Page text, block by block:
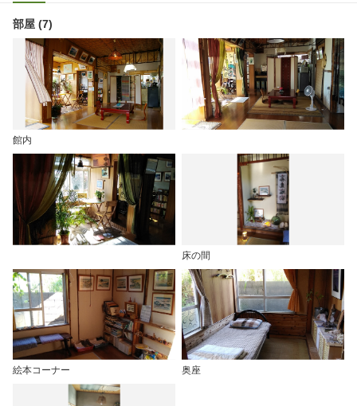
部屋 (7)
館内
床の間
絵本コーナー 奥座